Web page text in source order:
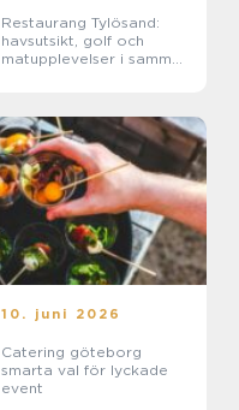
Restaurang Tylösand:
havsutsikt, golf och
matupplevelser i samma
10. juni 2026
Catering göteborg
smarta val för lyckade
event